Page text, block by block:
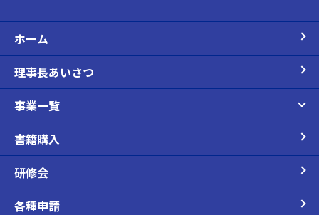
ホーム
理事長あいさつ
事業一覧
書籍購入
研修会
各種申請